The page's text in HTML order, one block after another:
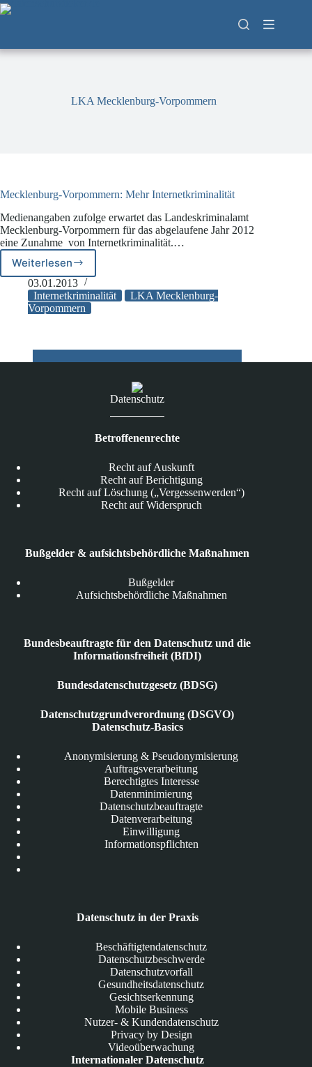
Zum
Inhalt
LKA Mecklenburg-Vorpommern
Mecklenburg-Vorpommern: Mehr Internetkriminalität
Medienangaben zufolge erwartet das Landeskriminalamt
Mecklenburg-Vorpommern für das abgelaufene Jahr 2012
eine Zunahme von Internetkriminalität.…
WeiterlesenMecklenburg-
Vorpommern:
Mehr
Internetkriminalität
03.01.2013
Internetkriminalität
LKA Mecklenburg-
Vorpommern
Datenschutz
Betroffenenrechte
Recht auf Auskunft
Recht auf Berichtigung
Recht auf Löschung („Vergessenwerden“)
Recht auf Widerspruch
Bußgelder & aufsichtsbehördliche Maßnahmen
Bußgelder
Aufsichtsbehördliche Maßnahmen
Bundesbeauftragte für den Datenschutz und die
Informationsfreiheit (BfDI)
Bundesdatenschutzgesetz (BDSG)
Datenschutzgrundverordnung (DSGVO)
Datenschutz-Basics
Anonymisierung & Pseudonymisierung
Auftragsverarbeitung
Berechtigtes Interesse
Datenminimierung
Datenschutzbeauftragte
Datenverarbeitung
Einwilligung
Informationspflichten
Datenschutz in der Praxis
Beschäftigtendatenschutz
Datenschutzbeschwerde
Datenschutzvorfall
Gesundheitsdatenschutz
Gesichtserkennung
Mobile Business
Nutzer- & Kundendatenschutz
Privacy by Design
Videoüberwachung
Internationaler Datenschutz